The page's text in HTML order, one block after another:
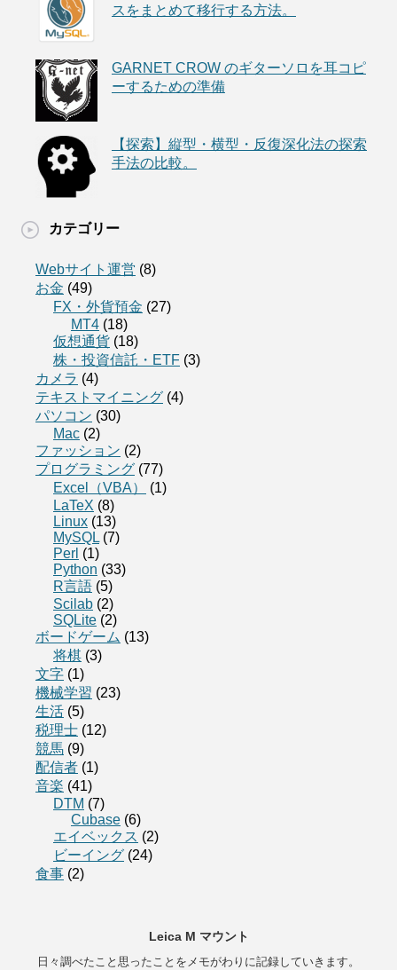
スをまとめて移行する方法。
GARNET CROW のギターソロを耳コピ
ーするための準備
【探索】縦型・横型・反復深化法の探索
手法の比較。
カテゴリー
Webサイト運営 (8)
お金 (49)
FX・外貨預金 (27)
MT4 (18)
仮想通貨 (18)
株・投資信託・ETF (3)
カメラ (4)
テキストマイニング (4)
パソコン (30)
Mac (2)
ファッション (2)
プログラミング (77)
Excel（VBA）
(1)
LaTeX (8)
Linux (13)
MySQL (7)
Perl (1)
Python (33)
R言語 (5)
Scilab (2)
SQLite (2)
ボードゲーム (13)
将棋 (3)
文字 (1)
機械学習 (23)
生活 (5)
税理士 (12)
競馬 (9)
配信者 (1)
音楽 (41)
DTM (7)
Cubase (6)
エイベックス (2)
ビーイング (24)
食事 (2)
Leica M マウント
日々調べたこと思ったことをメモがわりに記録していきます。